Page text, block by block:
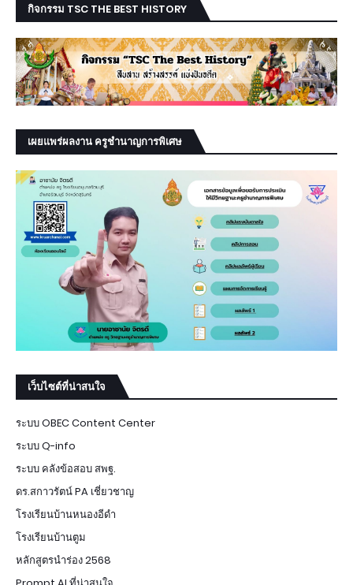
กิจกรรม TSC THE BEST HISTORY
เผยแพร่ผลงาน ครูชำนาญการพิเศษ
เว็บไซต์ที่น่าสนใจ
ระบบ OBEC Content Center
ระบบ Q-info
ระบบ คลังข้อสอบ สพฐ.
ดร.สกาวรัตน์ PA เชี่ยวชาญ
โรงเรียนบ้านหนองอีดำ
โรงเรียนบ้านตูม
หลักสูตรนำร่อง 2568